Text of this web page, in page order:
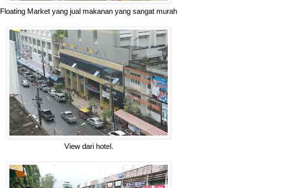
Floating Market yang jual makanan yang sangat murah
View dari hotel.